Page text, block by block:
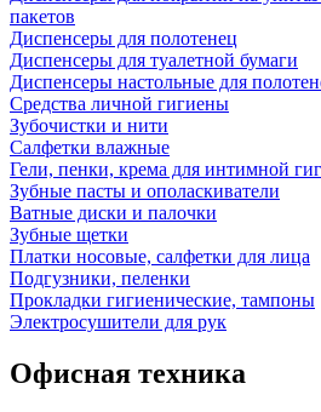
пакетов
Диспенсеры для полотенец
Диспенсеры для туалетной бумаги
Диспенсеры настольные для
Средства личной гигиены
Зубочистки и нити
Салфетки влажные
Гели, пенки, крема для интимной
Зубные пасты и ополаскиватели
Ватные диски и палочки
Зубные щетки
Платки носовые, салфетки для лица
Подгузники, пеленки
Прокладки гигиенические, тампоны
Электросушители для рук
Офисная техника